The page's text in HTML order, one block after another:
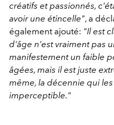
créatifs et passionnés,
avoir une étincelle", a
également ajouté: "Il est
d'âge n'est vraiment pas
manifestement un faible
âgées, mais il est juste
même, la décennie qui
imperceptible."